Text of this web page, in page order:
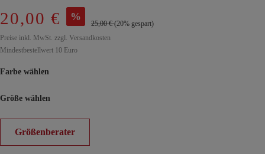
20,00 € %
25,00 €(20% gespart)
Preise inkl. MwSt. zzgl. Versandkosten
Mindestbestellwert 10 Euro
Farbe wählen
Größe wählen
Größenberater